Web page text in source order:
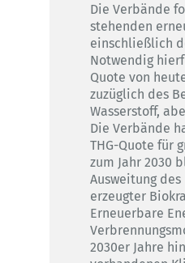
Die Verbände
stehenden
einschließlich
Notwendig
Quote von
zuzüglich des
Wasserstoff,
Die Verbände
THG-Quote für
zum Jahr 2030
Ausweitung
erzeugter
Erneuerbare
2030er Jahre